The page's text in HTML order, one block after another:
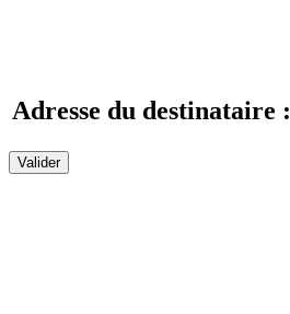
Adresse du destinataire :